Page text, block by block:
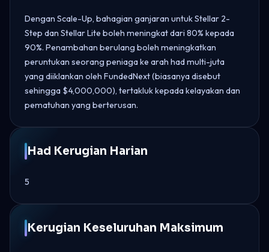
Dengan Scale-Up, bahagian ganjaran untuk Stellar 2-
Step dan Stellar Lite boleh meningkat dari 80% kepada
90%. Penambahan berulang boleh meningkatkan
peruntukan seorang peniaga ke arah had multi-juta
yang diiklankan oleh FundedNext (biasanya disebut
sehingga $4,000,000), tertakluk kepada kelayakan dan
pematuhan yang berterusan.
Had Kerugian Harian
5
Kerugian Keseluruhan Maksimum